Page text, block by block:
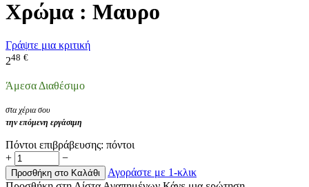
Χρώμα : Μαυρο
Γράψτε μια κριτική
248 €
Άμεσα Διαθέσιμο
στα χέρια σου
την επόμενη εργάσιμη
Πόντοι επιβράβευσης: πόντοι
+
−
Προσθήκη στο Καλάθι
Αγοράστε με 1-κλικ